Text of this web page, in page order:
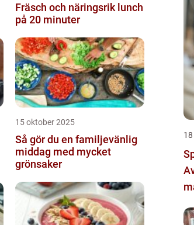
Fräsch och näringsrik lunch
på 20 minuter
15 oktober 2025
Så gör du en familjevänlig
middag med mycket
grönsaker